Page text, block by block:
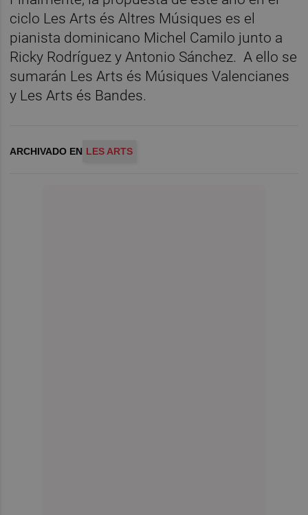
ciclo Les Arts és Altres Músiques es el
pianista dominicano Michel Camilo junto a
Ricky Rodríguez y Antonio Sánchez. A ello se
sumarán Les Arts és Músiques Valencianes
y Les Arts és Bandes.
ARCHIVADO EN LES ARTS